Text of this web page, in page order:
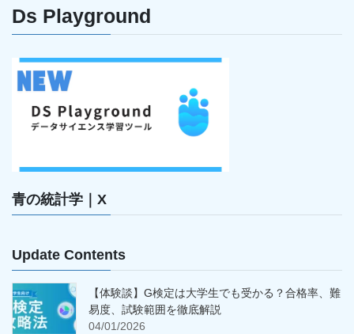
Ds Playground
青の統計学｜X
Update Contents
【体験談】G検定は大学生でも受かる？合格率、難
易度、試験範囲を徹底解説
04/01/2026